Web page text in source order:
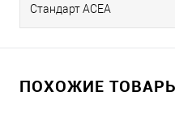
Стандарт ACEA
ПОХОЖИЕ